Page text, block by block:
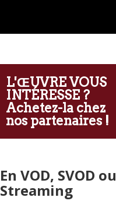
L'ŒUVRE VOUS
INTÉRESSE ?
Achetez-la chez
nos partenaires !
En VOD, SVOD ou
Streaming